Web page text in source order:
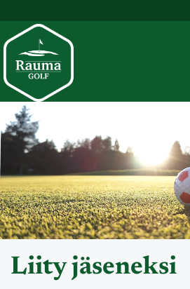
Liity jäseneksi